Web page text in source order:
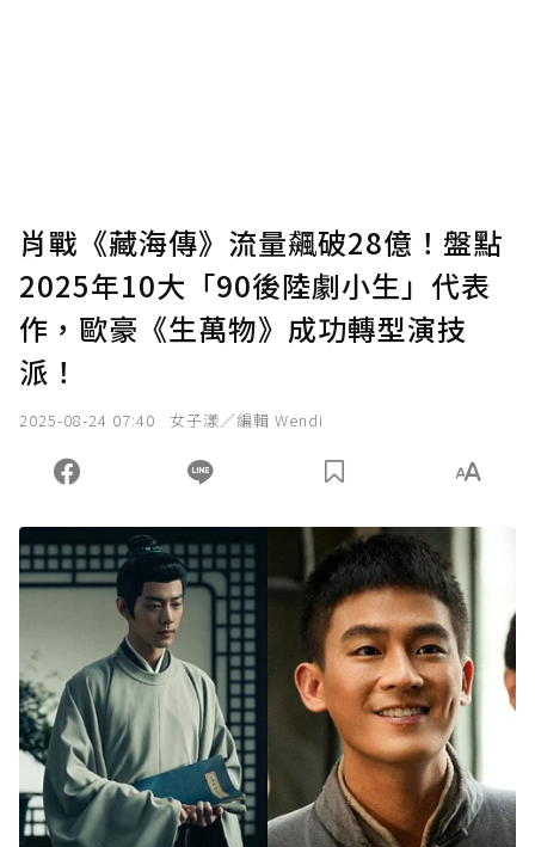
肖戰《藏海傳》流量飆破28億！盤點
2025年10大「90後陸劇小生」代表
作，歐豪《生萬物》成功轉型演技
派！
2025-08-24 07:40 女子漾／編輯 Wendi